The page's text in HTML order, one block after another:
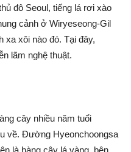
đô Seoul, tiếng lá rơi xào
cảnh ở Wiryeseong-Gil
xa xôi nào đó. Tại đây,
lãm nghệ thuật.
cây nhiều năm tuổi
về. Đường Hyeonchoongsa
là hàng cây lá vàng, bên